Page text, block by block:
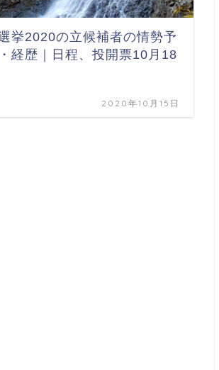
挙2020の立候補者の情勢予
経歴｜日程、投開票10月18
2020年10月15日